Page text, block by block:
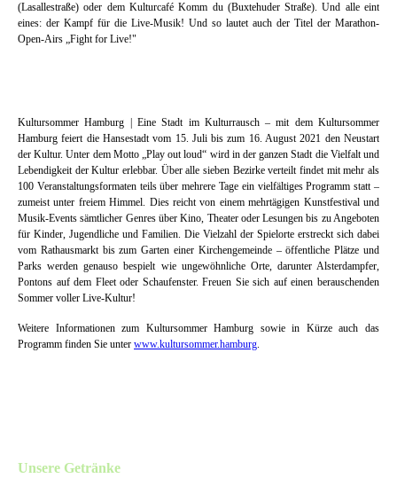
(Lasallestraße) oder dem Kulturcafé Komm du (Buxtehuder Straße). Und alle eint
eines: der Kampf für die Live-Musik! Und so lautet auch der Titel der Marathon-
Open-Airs „Fight for Live!"
Kultursommer Hamburg | Eine Stadt im Kulturrausch – mit dem Kultursommer
Hamburg feiert die Hansestadt vom 15. Juli bis zum 16. August 2021 den Neustart
der Kultur. Unter dem Motto „Play out loud“ wird in der ganzen Stadt die Vielfalt und
Lebendigkeit der Kultur erlebbar. Über alle sieben Bezirke verteilt findet mit mehr als
100 Veranstaltungsformaten teils über mehrere Tage ein vielfältiges Programm statt –
zumeist unter freiem Himmel. Dies reicht von einem mehrtägigen Kunstfestival und
Musik-Events sämtlicher Genres über Kino, Theater oder Lesungen bis zu Angeboten
für Kinder, Jugendliche und Familien. Die Vielzahl der Spielorte erstreckt sich dabei
vom Rathausmarkt bis zum Garten einer Kirchengemeinde – öffentliche Plätze und
Parks werden genauso bespielt wie ungewöhnliche Orte, darunter Alsterdampfer,
Pontons auf dem Fleet oder Schaufenster. Freuen Sie sich auf einen berauschenden
Sommer voller Live-Kultur!
Weitere Informationen zum Kultursommer Hamburg sowie in Kürze auch das
Programm finden Sie unter www.kultursommer.hamburg.
Unsere Getränke